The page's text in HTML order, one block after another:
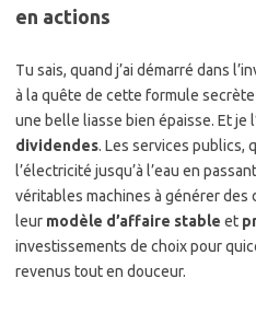
en actions
Tu sais, quand j’ai démarré dans
à la quête de cette formule
une belle liasse bien épaisse. Et je
dividendes. Les services publics,
l’électricité jusqu’à l’eau en
véritables machines à générer des
leur modèle d’affaire stable et
investissements de choix pour
revenus tout en douceur.